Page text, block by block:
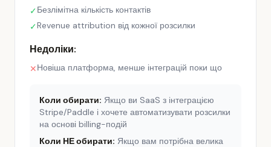
✓Безлімітна кількість контактів
✓Revenue attribution від кожної розсилки
Недоліки:
✕Новіша платформа, менше інтеграцій поки що
Коли обирати: Якщо ви SaaS з інтеграцією
Stripe/Paddle і хочете автоматизувати розсилки
на основі billing-подій
Коли НЕ обирати: Якщо вам потрібна велика